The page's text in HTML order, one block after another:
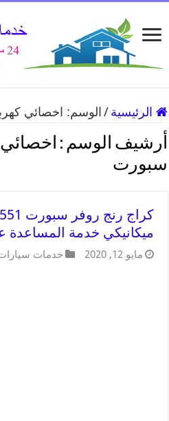
الرئيسية / الوسم: اخصائي
أرشيف الوسم : اخصائي
سبورت
ميكانيكي خدمة المساعدة
مايو 12, 2020 خدمات